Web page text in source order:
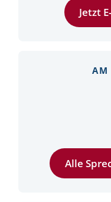
Jetzt
AM
Alle